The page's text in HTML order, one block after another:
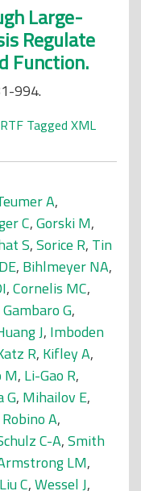
Large-
Regulate
Function.
994.
RTF Tagged XML
A,
C,Gorski M,
S,Sorice R, Tin
, Bihlmeyer NA,
,Cornelis MC,
Gambaro G,
J, Imboden
R, Kifley A,
M, Li-Gao R,
G, Mihailov E,
Robino A,
C-A,Smith
LM,
Liu C,Wessel J,